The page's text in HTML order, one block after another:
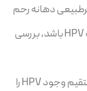
دهانه رحم
را که ممکن است نشان دهنده عفونت HPV باشد، بررسی
این آزمایش به طور مستقیم وجود HPV را